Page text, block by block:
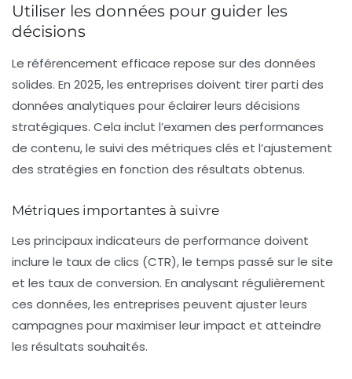
Utiliser les données pour guider les
décisions
Le référencement efficace repose sur des données
solides. En 2025, les entreprises doivent tirer parti des
données analytiques pour éclairer leurs décisions
stratégiques. Cela inclut l’examen des performances
de contenu, le suivi des métriques clés et l’ajustement
des stratégies en fonction des résultats obtenus.
Métriques importantes à suivre
Les principaux indicateurs de performance doivent
inclure le taux de clics (CTR), le temps passé sur le site
et les taux de conversion. En analysant régulièrement
ces données, les entreprises peuvent ajuster leurs
campagnes pour maximiser leur impact et atteindre
les résultats souhaités.